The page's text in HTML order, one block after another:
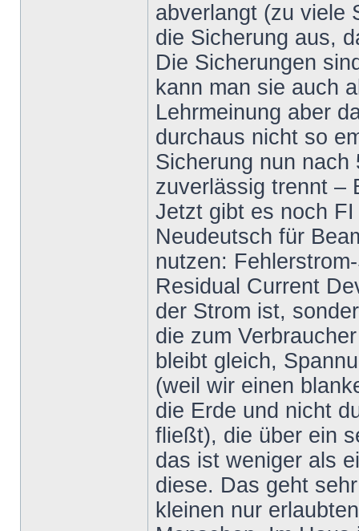
abverlangt (zu viele
die Sicherung aus,
Die Sicherungen
kann man sie auch
Lehrmeinung aber
durchaus nicht so
Sicherung nun nach
zuverlässig trennt –
Jetzt gibt es noch FI
Neudeutsch für
nutzen:
Residual Current
der Strom ist,
die zum
bleibt gleich,
(weil wir einen
die Erde und nicht
fließt), die über ein
das ist weniger als
diese. Das geht
kleinen nur